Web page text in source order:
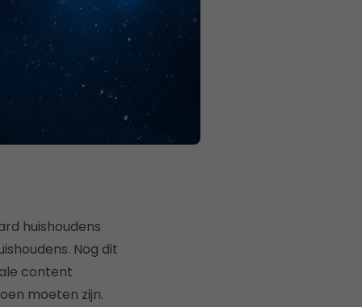
huishoudens
Nog dit
content
moeten zijn.